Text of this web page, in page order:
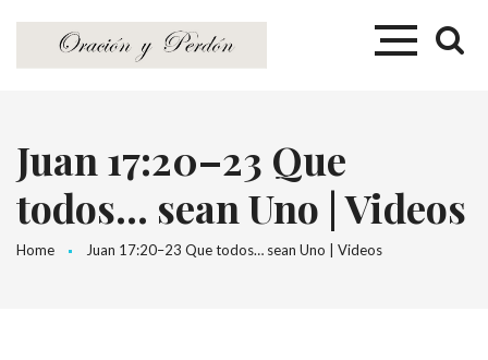
Juan 17:20–23 Que
todos… sean Uno | Videos
Home Juan 17:20–23 Que todos… sean Uno | Videos